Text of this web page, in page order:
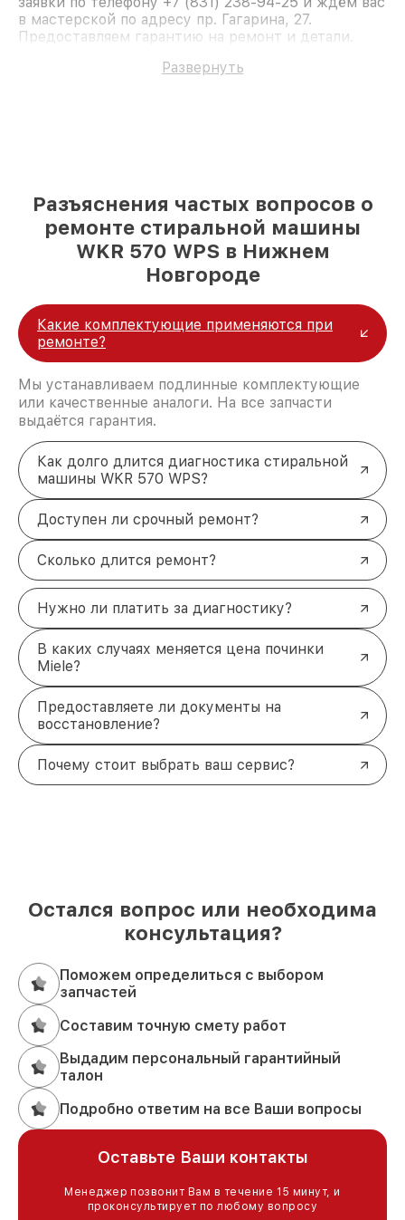
в мастерской по адресу пр. Гагарина, 27.
Предоставляем гарантию на ремонт и детали.
Развернуть
Разъяснения частых вопросов о
ремонте стиральной машины
WKR 570 WPS в Нижнем
Новгороде
Какие комплектующие применяются при
ремонте?
Мы устанавливаем подлинные комплектующие
или качественные аналоги. На все запчасти
выдаётся гарантия.
Как долго длится диагностика стиральной
машины WKR 570 WPS?
Доступен ли срочный ремонт?
Сколько длится ремонт?
Нужно ли платить за диагностику?
В каких случаях меняется цена починки
Miele?
Предоставляете ли документы на
восстановление?
Почему стоит выбрать ваш сервис?
Остался вопрос или необходима
консультация?
Поможем определиться с выбором
запчастей
Составим точную смету работ
Выдадим персональный гарантийный
талон
Подробно ответим на все Ваши вопросы
Оставьте Ваши контакты
Менеджер позвонит Вам в течение 15 минут, и
проконсультирует по любому вопросу